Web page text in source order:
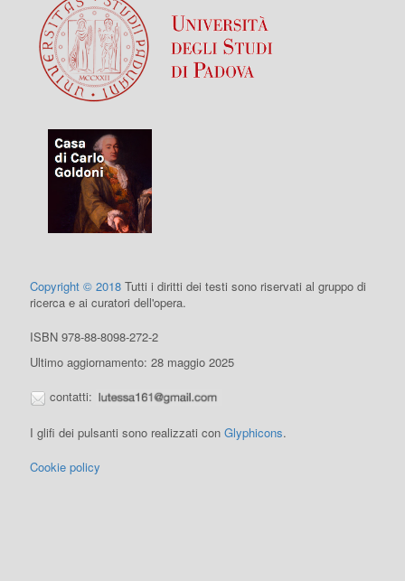
Copyright © 2018 Tutti i diritti dei testi sono riservati al gruppo di
ricerca e ai curatori dell'opera.
ISBN 978-88-8098-272-2
Ultimo aggiornamento: 28 maggio 2025
contatti:
I glifi dei pulsanti sono realizzati conGlyphicons.
Cookie policy